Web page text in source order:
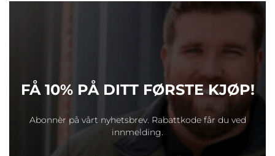
FÅ 10% PÅ DITT FØRSTE KJØP!
Abonnèr på vårt nyhetsbrev. Rabattkode får du ved
innmelding.